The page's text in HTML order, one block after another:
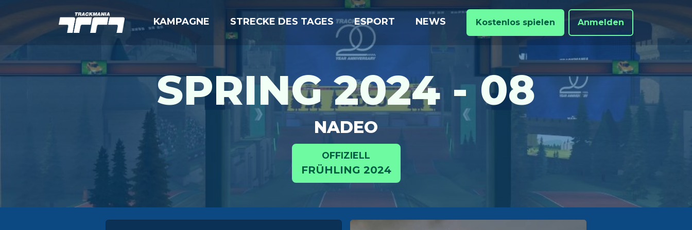
KAMPAGNE STRECKE DES TAGES ESPORT NEWS Kostenlos spielen Anmelden
SPRING 2024 - 08
NADEO
OFFIZIELL
FRÜHLING 2024